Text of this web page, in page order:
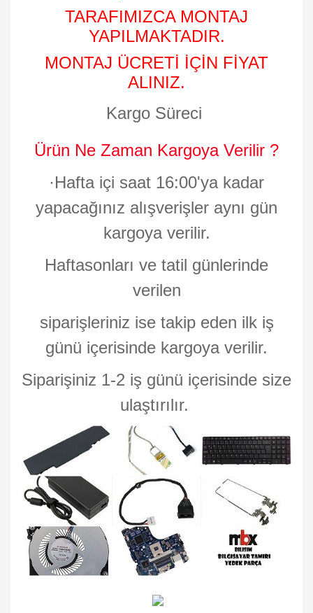
TARAFIMIZCA MONTAJ
YAPILMAKTADIR.
MONTAJ ÜCRETİ İÇİN FİYAT
ALINIZ.
Kargo Süreci
Ürün Ne Zaman Kargoya Verilir ?
·Hafta içi saat 16:00'ya kadar
yapacağınız alışverişler aynı gün
kargoya verilir.
Haftasonları ve tatil günlerinde
verilen
siparişleriniz ise takip eden ilk iş
günü içerisinde kargoya verilir.
Siparişiniz 1-2 iş günü içerisinde size
ulaştırılır.